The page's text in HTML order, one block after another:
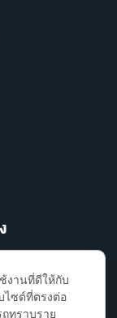
งานที่ดีให้กับ
ไซต์ที่ตรงต่อ
ทราบราย